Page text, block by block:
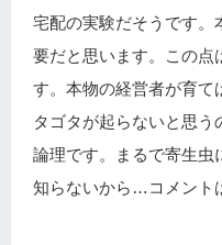
宅配の実験だそうです。
要だと思います。この点
す。本物の経営者が育
タゴタが起らないと思
論理です。まるで寄生虫
知らないから…コメント